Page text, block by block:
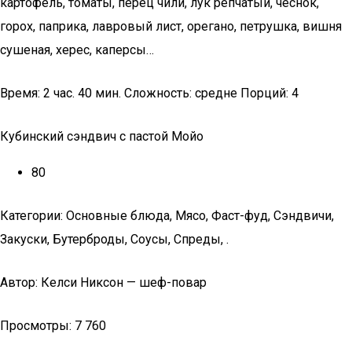
горох, паприка, лавровый лист, орегано, петрушка, вишня
сушеная, херес, каперсы…
Время: 2 час. 40 мин. Сложность: средне Порций: 4
Кубинский сэндвич с пастой Мойо
80
Категории: Основные блюда, Мясо, Фаст-фуд, Сэндвичи,
Закуски, Бутерброды, Соусы, Спреды, .
Автор: Келси Никсон — шеф-повар
Просмотры: 7 760